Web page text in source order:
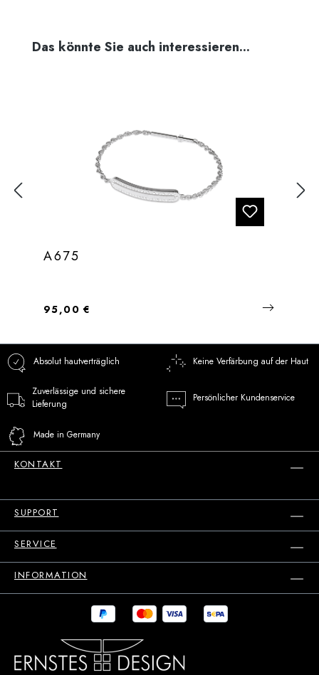
Produktgalerie überspringen
Das könnte Sie auch interessieren...
A675
Regulärer Preis:
95,00 €
Absolut hautverträglich Keine Verfärbung auf der Haut
Zuverlässige und sichere
Lieferung
Persönlicher Kundenservice
Made in Germany
KONTAKT
SUPPORT
SERVICE
INFORMATION